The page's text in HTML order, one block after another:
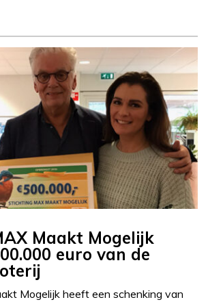
Maakt Mogelijk
euro van de
Mogelijk heeft een schenking van